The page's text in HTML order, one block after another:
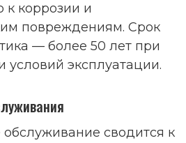
к коррозии и
повреждениям. Срок
— более 50 лет при
условий эксплуатации.
обслуживание сводится к